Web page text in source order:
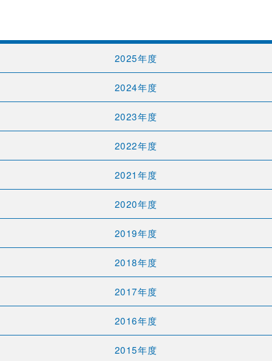
2025年度
2024年度
2023年度
2022年度
2021年度
2020年度
2019年度
2018年度
2017年度
2016年度
2015年度